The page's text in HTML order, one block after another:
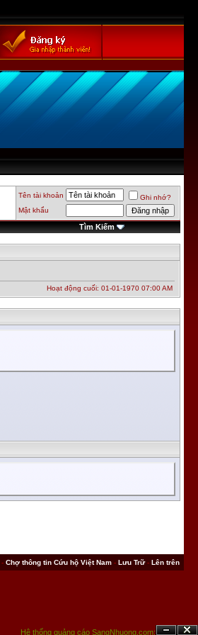
Tên tài khoản
Ghi nhớ?
Mật khẩu
Tìm Kiếm
Hoạt động cuối: 01-01-1970 07:00 AM
Hệ thống quảng cáo SangNhuong.com;
- Chợ thông tin Cứu hộ Việt Nam - Lưu Trữ- Lên trên